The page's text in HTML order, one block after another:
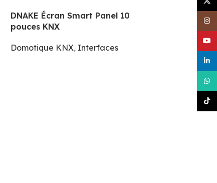
DNAKE Écran Smart Panel 10
pouces KNX
Domotique KNX, Interfaces